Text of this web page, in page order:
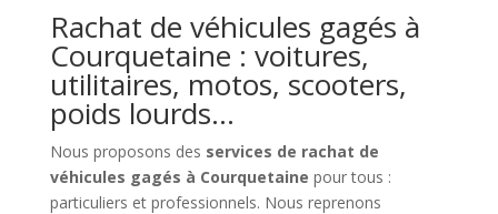
Rachat de véhicules gagés à
Courquetaine : voitures,
utilitaires, motos, scooters,
poids lourds…
Nous proposons des services de rachat de
véhicules gagés à Courquetaine pour tous :
particuliers et professionnels. Nous reprenons